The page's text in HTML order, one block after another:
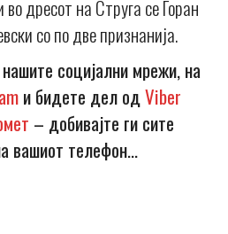
дресот на Струга се Горан
со по две признанија.
социјални мрежи, на
и бидете дел одViber
– добивајте ги сите
вашиот телефон…